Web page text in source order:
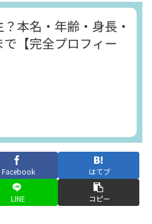
Facebook はてブ
LINE コピー